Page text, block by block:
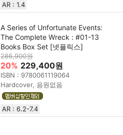
AR : 1.4
A Series of Unfortunate Events:
The Complete Wreck : #01-13
Books Box Set [넷플릭스]
286,900원
20% 229,400원
ISBN : 9780061119064
Hardcover, 음원없음
AR : 6.2-7.4